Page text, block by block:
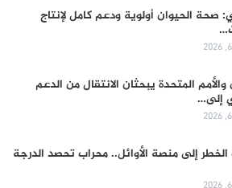
صحة الحيوان أولوية ودعم كامل لإنتاج
المتحدة يبحثان الانتقال من الدعم
إلى…
إلى منصة الأوائل.. محراب تحصد الدرجة